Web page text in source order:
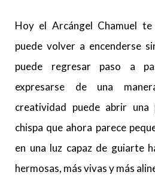
Hoy el Arcángel Chamuel
puede volver a encenderse
puede regresar paso a
expresarse de una
creatividad puede abrir una
chispa que ahora parece
en una luz capaz de guiarte
hermosas, más vivas y más